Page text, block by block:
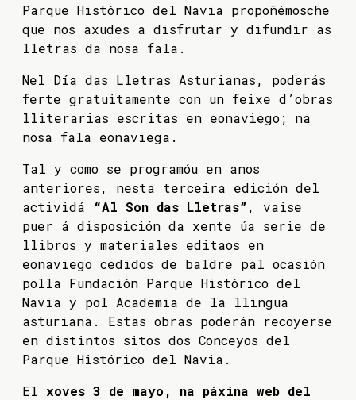
Parque Histórico del Navia propoñémosche
que nos axudes a disfrutar y difundir as
lletras da nosa fala.
Nel Día das Lletras Asturianas, poderás
ferte gratuitamente con un feixe d’obras
lliterarias escritas en eonaviego; na
nosa fala eonaviega.
Tal y como se programóu en anos
anteriores, nesta terceira edición del
actividá
“Al Son das Lletras” , vaise
puer á disposición da xente úa serie de
llibros y materiales editaos en
eonaviego cedidos de baldre pal ocasión
polla Fundación Parque Histórico del
Navia y pol Academia de la llingua
asturiana. Estas obras poderán recoyerse
en distintos sitos dos Conceyos del
Parque Histórico del Navia.
El xoves 3 de mayo, na páxina web del